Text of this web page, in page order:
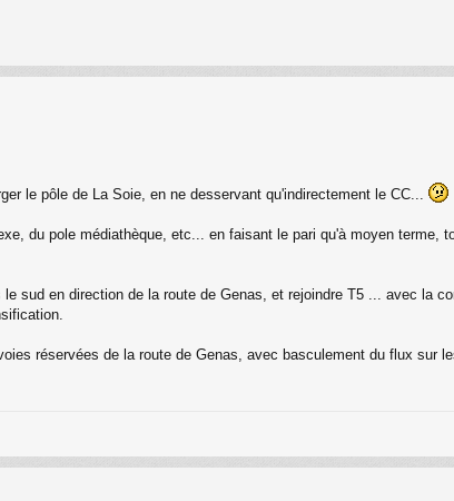
le pôle de La Soie, en ne desservant qu'indirectement le CC...
du pole médiathèque, etc... en faisant le pari qu'à moyen terme,
sud en direction de la route de Genas, et rejoindre T5 ... avec la
réservées de la route de Genas, avec basculement du flux sur